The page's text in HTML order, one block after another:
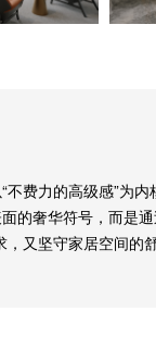
费力的高级感”为
的奢华符号，而是
又坚守家居空间的